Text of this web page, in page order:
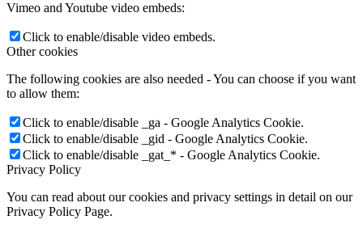
Vimeo and Youtube video embeds:
Click to enable/disable video embeds.
Other cookies
The following cookies are also needed - You can choose if you want
to allow them:
Click to enable/disable _ga - Google Analytics Cookie.
Click to enable/disable _gid - Google Analytics Cookie.
Click to enable/disable _gat_* - Google Analytics Cookie.
Privacy Policy
You can read about our cookies and privacy settings in detail on our
Privacy Policy Page.